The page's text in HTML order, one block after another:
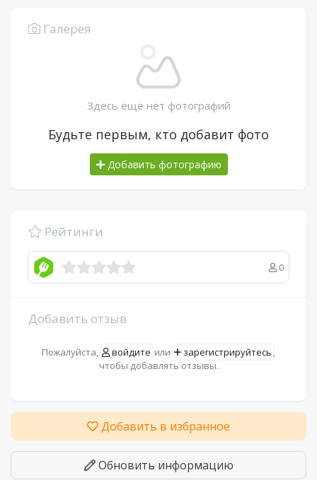
Галерея
Здесь еще нет фотографий
Будьте первым, кто добавит фото
Добавить фотографию
Рейтинги
0
Добавить отзыв
Пожалуйста, войдите или зарегистрируйтесь ,
чтобы добавлять отзывы.
Добавить в избранное
Обновить информацию